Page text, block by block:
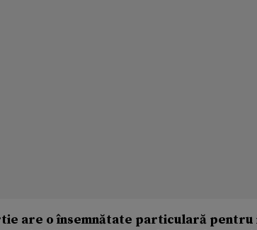
are o însemnătate particulară